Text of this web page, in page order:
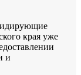
края уже
и